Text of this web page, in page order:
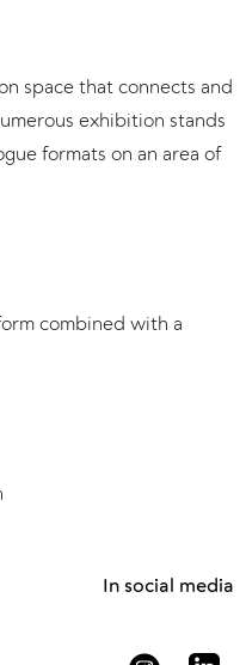
space that connects and
exhibition stands
formats on an area of
combined with a
In social media